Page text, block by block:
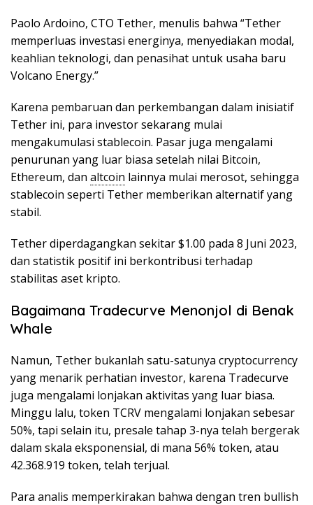
Paolo Ardoino, CTO Tether, menulis bahwa “Tether
memperluas investasi energinya, menyediakan modal,
keahlian teknologi, dan penasihat untuk usaha baru
Volcano Energy.”
Karena pembaruan dan perkembangan dalam inisiatif
Tether ini, para investor sekarang mulai
mengakumulasi stablecoin. Pasar juga mengalami
penurunan yang luar biasa setelah nilai Bitcoin,
Ethereum, dan altcoin lainnya mulai merosot, sehingga
stablecoin seperti Tether memberikan alternatif yang
stabil.
Tether diperdagangkan sekitar $1.00 pada 8 Juni 2023,
dan statistik positif ini berkontribusi terhadap
stabilitas aset kripto.
Bagaimana Tradecurve Menonjol di Benak
Whale
Namun, Tether bukanlah satu-satunya cryptocurrency
yang menarik perhatian investor, karena Tradecurve
juga mengalami lonjakan aktivitas yang luar biasa.
Minggu lalu, token TCRV mengalami lonjakan sebesar
50%, tapi selain itu, presale tahap 3-nya telah bergerak
dalam skala eksponensial, di mana 56% token, atau
42.368.919 token, telah terjual.
Para analis memperkirakan bahwa dengan tren bullish